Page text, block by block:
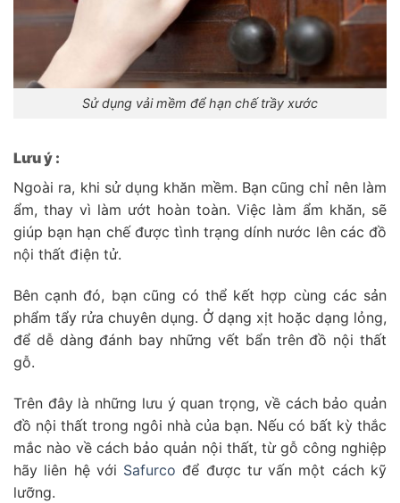
Sử dụng vải mềm để hạn chế trầy xước
Lưu ý :
Ngoài ra, khi sử dụng khăn mềm. Bạn cũng chỉ nên làm
ẩm, thay vì làm ướt hoàn toàn. Việc làm ẩm khăn, sẽ
giúp bạn hạn chế được tình trạng dính nước lên các đồ
nội thất điện tử.
Bên cạnh đó, bạn cũng có thể kết hợp cùng các sản
phẩm tẩy rửa chuyên dụng. Ở dạng xịt hoặc dạng lỏng,
để dễ dàng đánh bay những vết bẩn trên đồ nội thất
gỗ.
Trên đây là những lưu ý quan trọng, về cách bảo quản
đồ nội thất trong ngôi nhà của bạn. Nếu có bất kỳ thắc
mắc nào về cách bảo quản nội thất, từ gỗ công nghiệp
hãy liên hệ với Safurco để được tư vấn một cách kỹ
lưỡng.